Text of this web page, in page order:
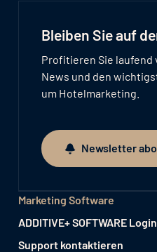
Bleiben Sie auf
Profitieren Sie laufend
News und den
um Hotelmarketing.
Newsletter abonnieren
Newsletter
Marketing Software
ADDITIVE+ SOFTWARE Login
Support kontaktieren